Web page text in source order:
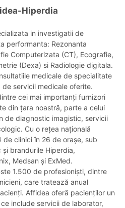
Hiperdia
in investigatii de
performanta: Rezonanta
Computerizata (CT), Ecografie,
(Dexa) si Radiologie digitala.
medicale de specialitate
servicii medicale oferite.
cei mai importanți furnizori
din țara noastră, parte a celui
de diagnostic imagistic, servicii
Cu o rețea națională
clinici în 26 de orașe, sub
și brandurile Hiperdia,
Medsan și ExMed.
1.500 de profesioniști, dintre
care tratează anual
Affidea oferă pacienților un
include servicii de laborator,